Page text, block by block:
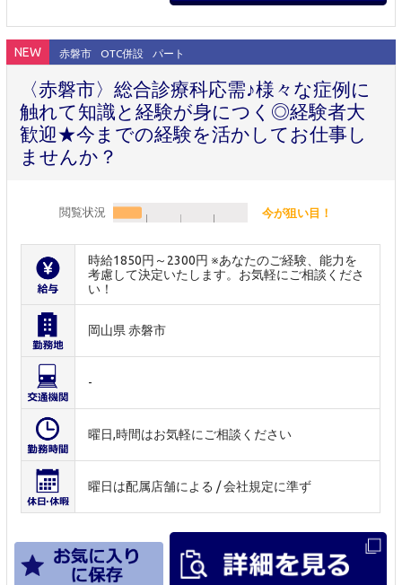
NEW 赤磐市 OTC併設 パート
〈赤磐市〉総合診療科応需♪様々な症例に
触れて知識と経験が身につく◎経験者大
歓迎★今までの経験を活かしてお仕事し
ませんか？
閲覧状況 今が狙い目！
時給1850円～2300円 ※あなたのご経験、能力を
考慮して決定いたします。お気軽にご相談くださ
い！
岡山県 赤磐市
-
曜日,時間はお気軽にご相談ください
曜日は配属店舗による / 会社規定に準ず